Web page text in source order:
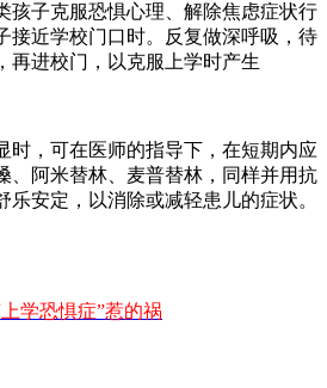
孩子克服恐惧心理、解除焦虑症状行
接近学校门口时。反复做深呼吸，待
再进校门，以克服上学时产生
时，可在医师的指导下，在短期内应
、阿米替林、麦普替林，同样并用抗
安定，以消除或减轻患儿的症状。
学恐惧症”惹的祸